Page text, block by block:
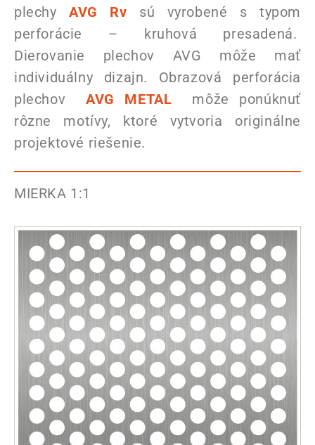
plechy AVG Rv sú vyrobené s typom
perforácie – kruhová presadená.
Dierovanie plechov AVG môže mať
individuálny dizajn. Obrazová perforácia
plechovAVG METAL
môže ponúknuť
rôzne motívy, ktoré vytvoria originálne
projektové riešenie.
MIERKA 1:1